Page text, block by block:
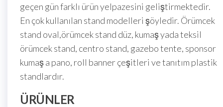
geçen gün farklı ürün yelpazesini geliştirmektedir.
En çok kullanılan stand modelleri şöyledir. Örümcek
stand oval,örümcek stand düz, kumaş yada teksil
örümcek stand, centro stand, gazebo tente, sponsor
kumaş a pano, roll banner çeşitleri ve tanıtım plastik
standlardır.
ÜRÜNLER